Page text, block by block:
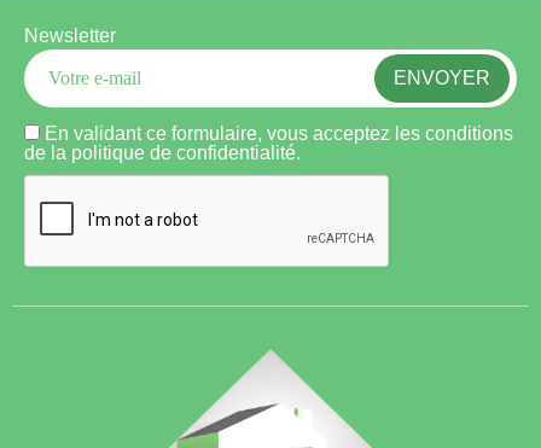
Newsletter
En validant ce formulaire, vous acceptez les conditions
de la politique de confidentialité.